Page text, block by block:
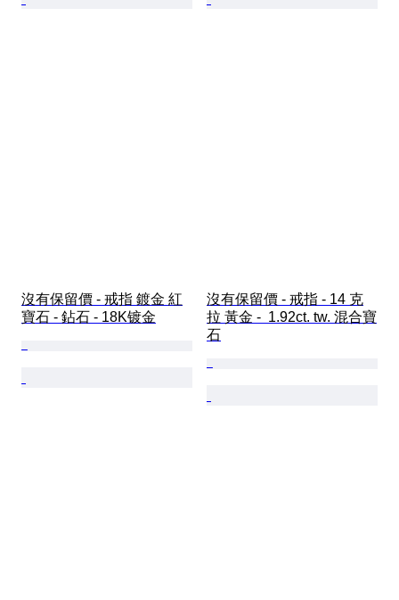
沒有保留價 - 戒指 鍍金 紅
寶石 - 鉆石 - 18K镀金
沒有保留價 - 戒指 - 14 克
拉 黃金 -  1.92ct. tw. 混合寶
石